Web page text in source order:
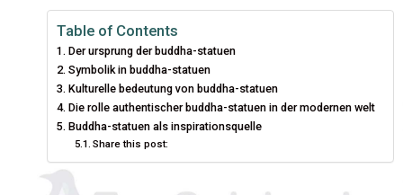
I
T
T
E
B
O
O
K
R
E
S
Table of Contents
Der ursprung der buddha-statuen
Symbolik in buddha-statuen
Kulturelle bedeutung von buddha-statuen
Die rolle authentischer buddha-statuen in der modernen welt
Buddha-statuen als inspirationsquelle
Share this post: